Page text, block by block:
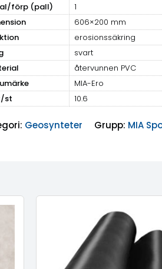
förp (pall)
1
606×200 mm
erosionssäkring
svart
återvunnen PVC
MIA-Ero
st
10.6
Geosynteter Grupp: MIA